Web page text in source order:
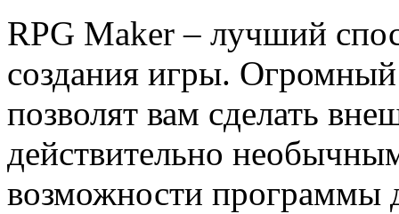
RPG Maker – лучший
создания игры.
позволят вам сделать
действительно
возможности программы